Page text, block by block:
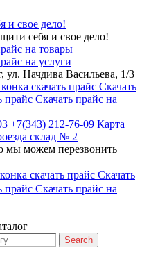
и свое дело!
себя и свое дело!
на товары
на услуги
ул. Начдива Васильева, 1/3
Скачать
Скачать прайс на
+7(343) 212-76-09 Карта
склад № 2
мы можем перезвонить
Скачать
Скачать прайс на
Search